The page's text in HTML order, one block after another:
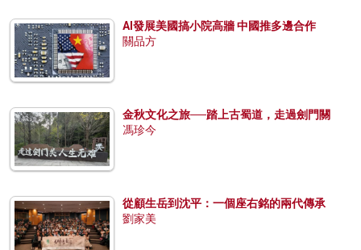
AI發展美國搞小院高牆 中國推多邊合作
關品方
金秋文化之旅──踏上古蜀道，走過劍門關
馮珍今
從顧生岳到沈平：一個座右銘的兩代傳承
劉家美